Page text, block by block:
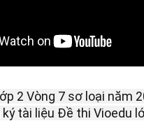
2 Vòng 7 sơ loại năm
ký tài liệu Đề thi Vioedu